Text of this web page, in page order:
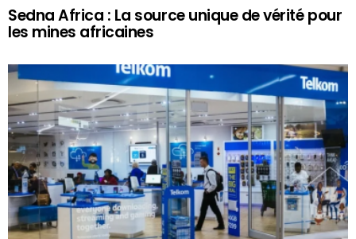
Sedna Africa : La source unique de vérité pour
les mines africaines